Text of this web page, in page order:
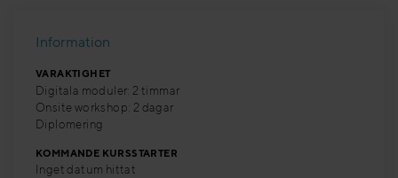
Information
VARAKTIGHET
Digitala moduler: 2 timmar
Onsite workshop: 2 dagar
Diplomering
KOMMANDE KURSSTARTER
Inget datum hittat